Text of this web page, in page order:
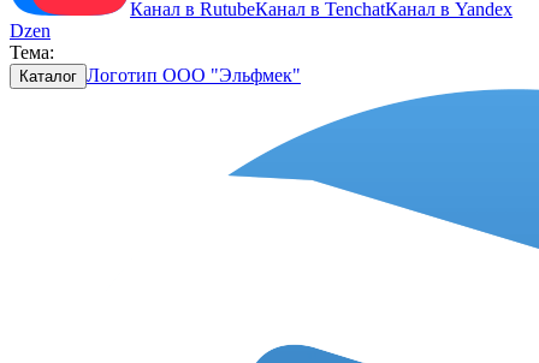
Канал в RutubeКанал в TenchatКанал в Yandex
Dzen
Тема:
Каталог Логотип ООО "Эльфмек"